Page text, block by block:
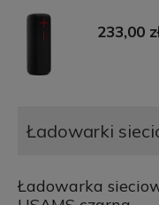
233,00
Ładowarki
Ładowarka